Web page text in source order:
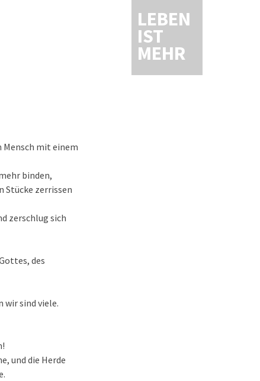
LEBEN
IST
MEHR
Mensch mit einem
binden,
Stücke zerrissen
zerschlug sich
des
wir sind viele.
und die Herde